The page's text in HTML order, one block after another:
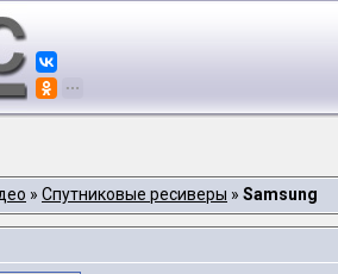
» Спутниковые ресиверы » Samsung